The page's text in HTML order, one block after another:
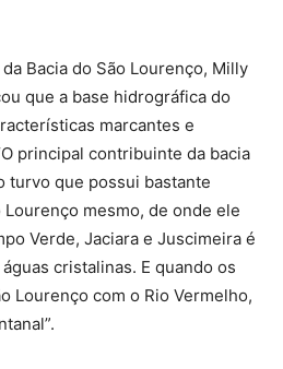
Bacia do São Lourenço, Milly
que a base hidrográfica do
marcantes e
principal contribuinte da bacia
turvo que possui bastante
Lourenço mesmo, de onde ele
Verde, Jaciara e Juscimeira é
cristalinas. E quando os
Lourenço com o Rio Vermelho,